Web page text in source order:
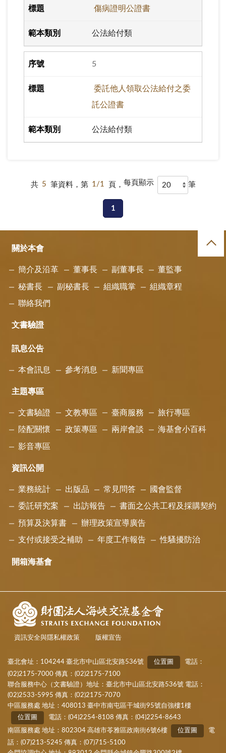
傷病證明公證書
公法給付類
5
委託他人領取公法給付之委
託公證書
公法給付類
共 5 筆資料，第 1/1 頁， 每頁顯示 筆
1
關於本會
簡介及沿革 董事長 副董事長 董監事
秘書長 副秘書長 組織職掌 組織章程
聯絡我們
文書驗證
訊息公告
本會訊息 參考消息 新聞專區
主題專區
文書驗證 文教專區 臺商服務 旅行專區
陸配關懷 政策專區 兩岸會談 海基會小百科
影音專區
資訊公開
業務統計 出版品 常見問答 國會監督
委託研究案 出訪報告 書面之公共工程及採購契約
預算及決算書 辦理政策宣導廣告
支付或接受之補助 年度工作報告 性騷擾防治
開箱海基會
資訊安全與隱私權政策 版權宣告
臺北會址：104244 臺北市中山區北安路536號 位置圖
電話：
(02)2175-7000 傳真：(02)2175-7100
聯合服務中心（文書驗證）地址：臺北市中山區北安路536號 電話：
(02)2533-5995 傳真：(02)2175-7070
中區服務處 地址：408013 臺中市南屯區干城街95號自強樓1樓
位置圖
電話：(04)2254-8108 傳真：(04)2254-8643
南區服務處 地址：802304 高雄市苓雅區政南街6號6樓
位置圖
電
話：(07)213-5245 傳真：(07)715-5100